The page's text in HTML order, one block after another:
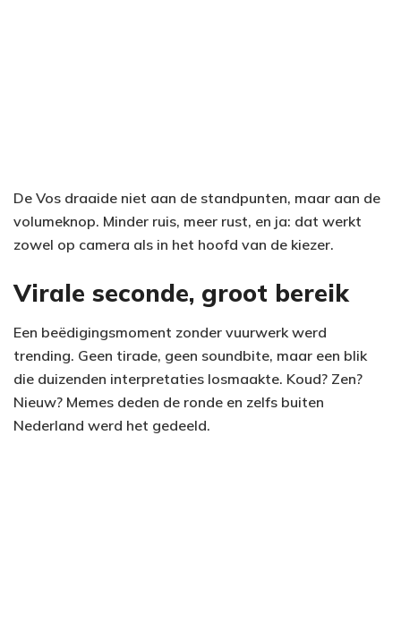
De Vos draaide niet aan de standpunten, maar aan de
volumeknop. Minder ruis, meer rust, en ja: dat werkt
zowel op camera als in het hoofd van de kiezer.
Virale seconde, groot bereik
Een beëdigingsmoment zonder vuurwerk werd
trending. Geen tirade, geen soundbite, maar een blik
die duizenden interpretaties losmaakte. Koud? Zen?
Nieuw? Memes deden de ronde en zelfs buiten
Nederland werd het gedeeld.